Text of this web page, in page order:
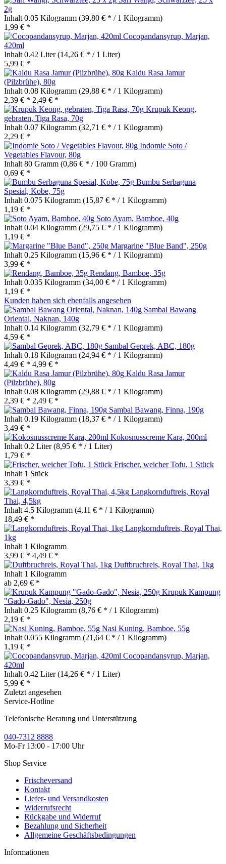
2g
Inhalt 0.05 Kilogramm (39,80 € * / 1 Kilogramm)
1,99 € *
Cocopandansyrup, Marjan,
420ml
Inhalt 0.42 Liter(14,26 € * / 1 Liter)
5,99 € *
Kaldu Rasa Jamur
(Pilzbrühe), 80g
Inhalt 0.08 Kilogramm (29,88 € * / 1 Kilogramm)
2,39 € * 2,49 € *
Krupuk Keong,
gebraten, Tiga Rasa, 70g
Inhalt 0.07 Kilogramm (32,71 € * / 1 Kilogramm)
2,29 € *
Indomie Soto /
Vegetables Flavour, 80g
Inhalt 80 Gramm (0,86 € * / 100 Gramm)
0,69 € *
Bumbu Serbaguna
Spesial, Kobe, 75g
Inhalt 0.075 Kilogramm (15,87 € * / 1 Kilogramm)
1,19 € *
Soto Ayam, Bamboe, 40g
Inhalt 0.04 Kilogramm (29,75 € * / 1 Kilogramm)
1,19 € *
Margarine "Blue Band", 250g
Inhalt 0.25 Kilogramm (15,96 € * / 1 Kilogramm)
3,99 € *
Rendang, Bamboe, 35g
Inhalt 0.035 Kilogramm (34,00 € * / 1 Kilogramm)
1,19 € *
Kunden haben sich ebenfalls angesehen
Sambal Bawang
Oriental, Naknan, 140g
Inhalt 0.14 Kilogramm (32,79 € * / 1 Kilogramm)
4,59 € *
Sambal Geprek, ABC, 180g
Inhalt 0.18 Kilogramm (24,94 € * / 1 Kilogramm)
4,49 € * 4,99 € *
Kaldu Rasa Jamur
(Pilzbrühe), 80g
Inhalt 0.08 Kilogramm (29,88 € * / 1 Kilogramm)
2,39 € * 2,49 € *
Sambal Bawang, Finna, 190g
Inhalt 0.19 Kilogramm (18,37 € * / 1 Kilogramm)
3,49 € *
Kokosnusscreme Kara, 200ml
Inhalt 0.2 Liter(8,95 € * / 1 Liter)
1,79 € *
Frischer, weicher Tofu, 1 Stück
Inhalt 1 Stück
3,39 € *
Langkornduftreis, Royal
Thai, 4,5kg
Inhalt 4.5 Kilogramm (4,11 € * / 1 Kilogramm)
18,49 € *
Langkornduftreis, Royal Thai,
1kg
Inhalt 1 Kilogramm
3,99 € * 4,49 € *
Duftbruchreis, Royal Thai, 1kg
Inhalt 1 Kilogramm
ab 2,69 € *
Krupuk Kampung
"Gado-Gado", Nesia, 250g
Inhalt 0.25 Kilogramm (8,76 € * / 1 Kilogramm)
2,19 € *
Nasi Kuning, Bamboe, 55g
Inhalt 0.055 Kilogramm (21,64 € * / 1 Kilogramm)
1,19 € *
Cocopandansyrup, Marjan,
420ml
Inhalt 0.42 Liter(14,26 € * / 1 Liter)
5,99 € *
Zuletzt angesehen
Service-Hotline
Telefonische Beratung und Unterstützung
040-7312 8888
Mo-Fr 13:00 - 17:00 Uhr
Shop Service
Frischeversand
Kontakt
Liefer- und Versandkosten
Widerrufsrecht
Rückgabe und Widerruf
Bezahlung und Sicherheit
Allgemeine Geschäftsbedingungen
Informationen